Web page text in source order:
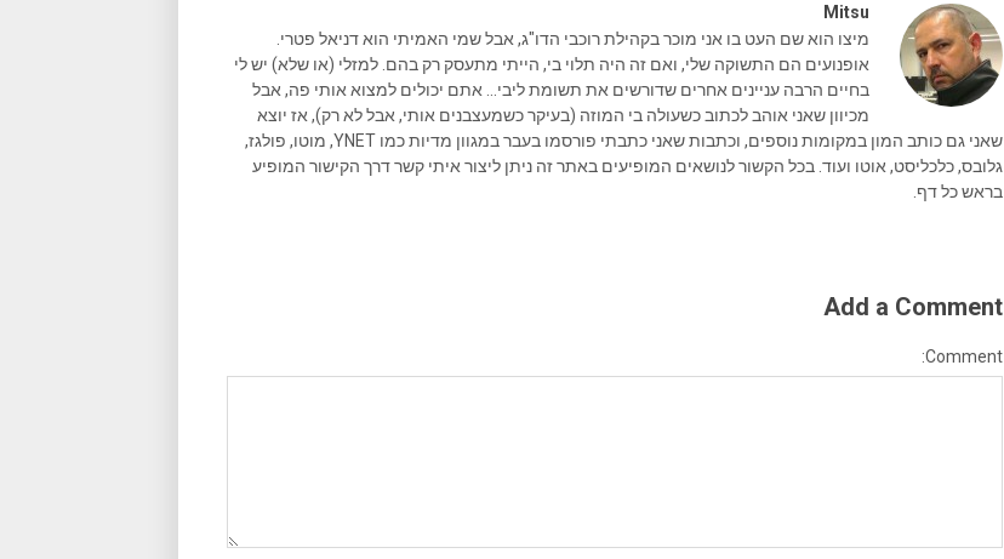
Mitsu
מיצו הוא שם העט בו אני מוכר בקהילת רוכבי הדו"ג, אבל שמי האמיתי הוא דניאל פטרי.
אופנועים הם התשוקה שלי, ואם זה היה תלוי בי, הייתי מתעסק רק בהם. למזלי (או שלא) יש לי
בחיים הרבה עניינים אחרים שדורשים את תשומת ליבי... אתם יכולים למצוא אותי פה, אבל
מכיוון שאני אוהב לכתוב כשעולה בי המוזה (בעיקר כשמעצבנים אותי, אבל לא רק), אז יוצא
שאני גם כותב המון במקומות נוספים, וכתבות שאני כתבתי פורסמו בעבר במגוון מדיות כמו YNET, מוטו, פולגז,
גלובס, כלכליסט, אוטו ועוד. בכל הקשור לנושאים המופיעים באתר זה ניתן ליצור איתי קשר דרך הקישור המופיע
בראש כל דף.
Add a Comment
Comment: